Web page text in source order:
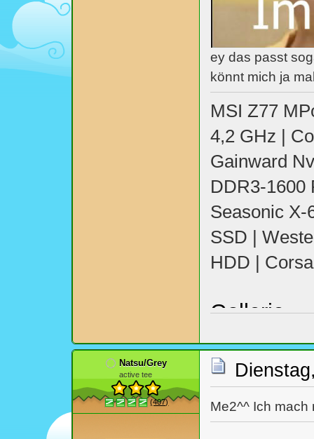
ey das passt
könnt mich ja
MSI Z77
4,2 GHz |
Gainward
DDR3-1600
Seasonic X-
SSD |
HDD |
Gallerie
Natsu/Grey
active tee
(407) Me2^^ Ich mach